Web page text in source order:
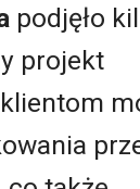
podjęło
projekt